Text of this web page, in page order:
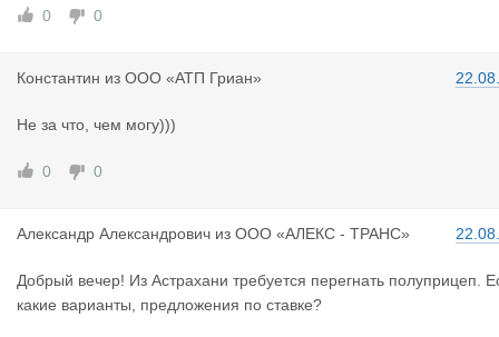
0 0
Константин из ООО «АТП Гриан»
Не за что, чем могу)))
0 0
Александр Александрович из ООО «АЛЕКС - ТРАНС»
Добрый вечер! Из Астрахани требуется перегнать полуприцеп.
какие варианты, предложения по ставке?